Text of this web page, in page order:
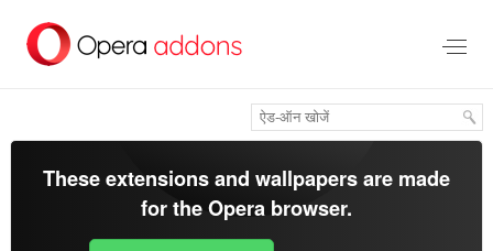
सामग्री
These extensions and wallpapers are made
for theOpera browser.